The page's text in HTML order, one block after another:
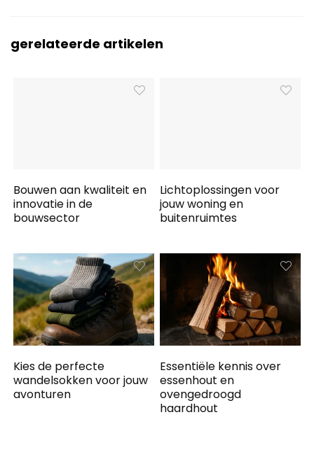
gerelateerde artikelen
Bouwen aan kwaliteit en
innovatie in de
bouwsector
Lichtoplossingen voor
jouw woning en
buitenruimtes
Kies de perfecte
wandelsokken voor jouw
avonturen
Essentiële kennis over
essenhout en
ovengedroogd
haardhout